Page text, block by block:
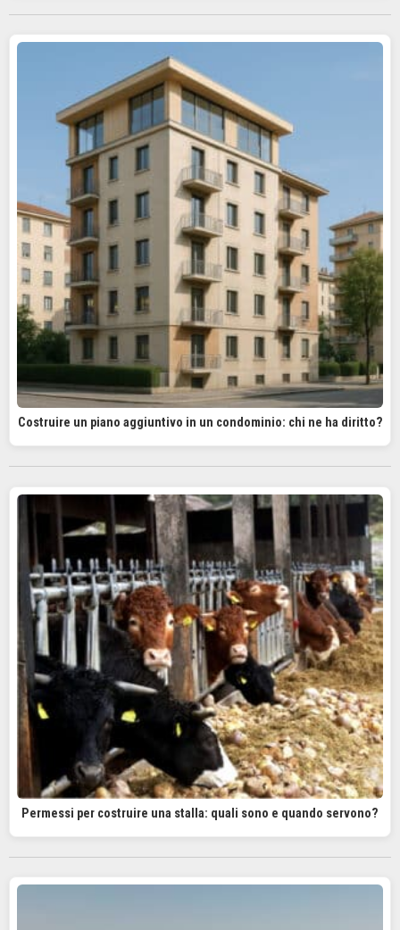
Costruire un piano aggiuntivo in un condominio: chi ne ha diritto?
Permessi per costruire una stalla: quali sono e quando servono?